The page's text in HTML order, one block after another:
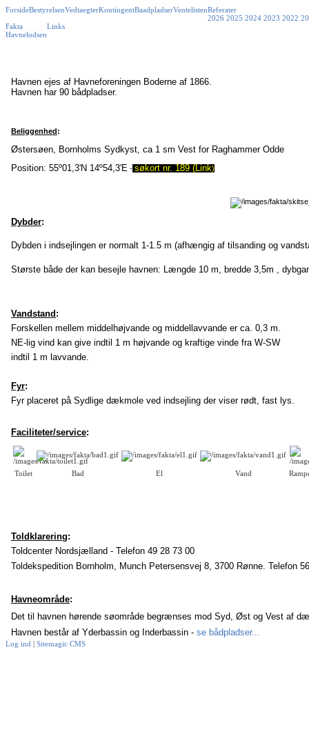
ForsideBestyrelsenVedtaegterKontingentBaadpladserVentelistenReferater
2026 2025 2024 2023 2022
Fakta
Havnelodsen
Links
Havnen ejes af Havneforeningen Boderne af 1866.
Havnen har 90 bådpladser.
Beliggenhed:
Østersøen, Bornholms Sydkyst, ca 1 sm Vest for Raghammer Odde
Position: 55º01,3'N 14º54,3'E - søkort nr. 189 (Link)
Dybder:
Dybden i indsejlingen er normalt 1-1.5 m (afhængig af tilsanding og
Største både der kan besejle havnen: Længde 10 m, bredde 3,5m ,
Vandstand :
Forskellen mellem middelhøjvande og middellavvande er ca. 0,3 m.
NE-lig vind kan give indtil 1 m højvande og kraftige vinde fra W-SW
indtil 1 m lavvande.
Fyr:
Fyr placeret på Sydlige dækmole ved indsejling der viser rødt, fast lys.
Faciliteter/service:
Toilet Bad El Vand
Toldklarering:
Toldcenter Nordsjælland - Telefon 49 28 73 00
Toldekspedition Bornholm, Munch Petersensvej 8, 3700 Rønne. Telefon
Havneområde:
Det til havnen hørende søområde begrænses mod Syd, Øst og Vest af
Havnen består af Yderbassin og Inderbassin - se bådpladser...
Log ind | Sitemagic CMS